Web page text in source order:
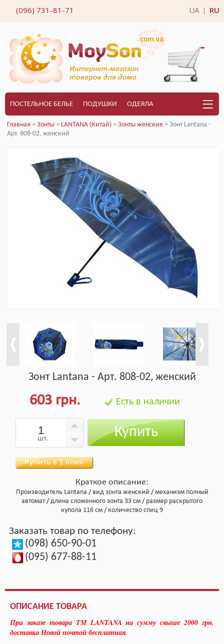
(096) 731-81-71 UA RU
ПОСТЕЛЬНОЕ БЕЛЬЕ ПОДУШКИ ОДЕЯЛА
Главная > Зонты > LANTANA (Китай) > Зонты женские > Зонт Lantana -
Арт. 808-02, женский
Зонт Lantana - Арт. 808-02, женский
603 грн. Есть в наличии
шт. Купить
Краткое описание:
Производитель Lantana вид зонта женский механизм полный
автомат
длина сложенного зонта 33 см
размер раскрытого
купола 116 см количество спиц 9
Заказать товар по телефону:
(098) 650-90-01
(095) 677-88-11
ОПИСАНИЕ ТОВАРА
При заказе товара TM LANTANA на сумму свыше 2000 грн.
доставка Новой почтой бесплатная.